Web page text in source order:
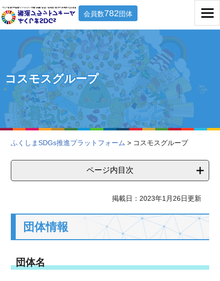
会員数782団体
コスモスグループ
ふくしまSDGs推進プラットフォーム > コスモスグループ
ページ内目次
掲載日：2023年1月26日更新
団体情報
団体名